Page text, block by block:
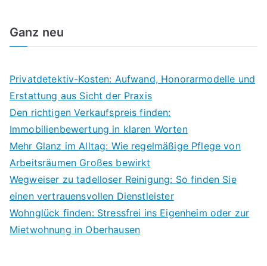
Ganz neu
Privatdetektiv-Kosten: Aufwand, Honorarmodelle und
Erstattung aus Sicht der Praxis
Den richtigen Verkaufspreis finden:
Immobilienbewertung in klaren Worten
Mehr Glanz im Alltag: Wie regelmäßige Pflege von
Arbeitsräumen Großes bewirkt
Wegweiser zu tadelloser Reinigung: So finden Sie
einen vertrauensvollen Dienstleister
Wohnglück finden: Stressfrei ins Eigenheim oder zur
Mietwohnung in Oberhausen